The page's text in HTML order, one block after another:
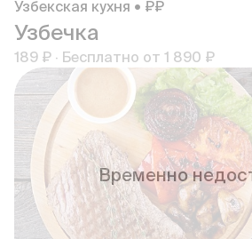
Узбекская кухня • ₽₽
Узбечка
189 ₽ · Бесплатно от 1 890 ₽
Временно